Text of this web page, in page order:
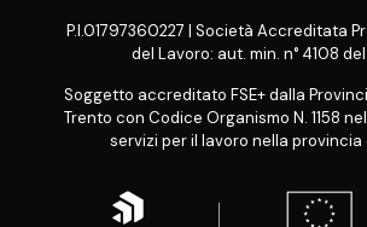
P.I.01797360227 | Società Accreditata
del Lavoro: aut. min. n° 4108
Soggetto accreditato FSE+ dalla
Trento con Codice Organismo N. 1158
servizi per il lavoro nella provincia